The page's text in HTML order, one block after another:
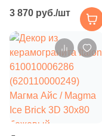
Магма Сильвер /
Magma Silver Brick
3D 30x80 серый
натуральный / 3D/
объемный под
камень
3 870 руб./шт